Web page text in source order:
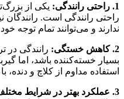
1. راحتی رانندگی:
یکی از
راحتی رانندگی است. رانندگان
ندارند و می‌توانند تمام توجه
2. کاهش خستگی:
رانندگی در
بسیار خسته‌کننده باشد، اما
استفاده مداوم از کلاچ و
3. عملکرد بهتر در شرایط مختلف: